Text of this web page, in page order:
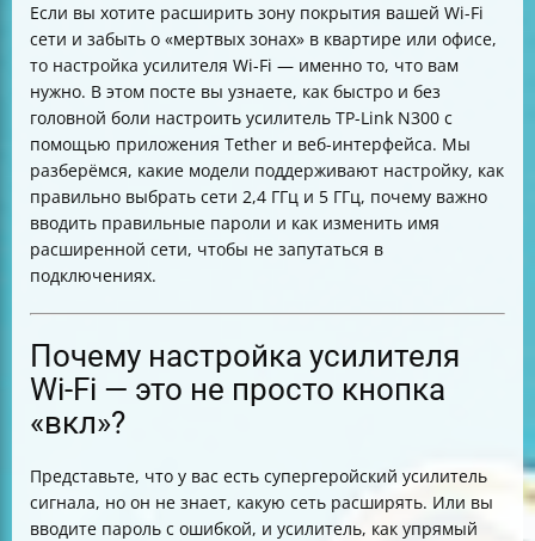
Как выбрать сети 2,4 ГГц и 5 ГГц и зачем это нужно?
Как изменить имя расширенной сети и зачем это
нужно?
Что делать, если нужная сеть не отображается в
списке доступных?
Как скрыть SSID расширенной сети?
Как войти в веб-интерфейс усилителя?
Дополнительные советы после настройки
Таблица моделей усилителей с поддержкой
настройки через Tether и веб-интерфейс
Где найти подробные инструкции и руководства?
Итог
Если вы хотите расширить зону покрытия вашей Wi-Fi
сети и забыть о «мертвых зонах» в квартире или офисе,
то настройка усилителя Wi-Fi — именно то, что вам
нужно. В этом посте вы узнаете, как быстро и без
головной боли настроить усилитель TP-Link N300 с
помощью приложения Tether и веб-интерфейса. Мы
разберёмся, какие модели поддерживают настройку, как
правильно выбрать сети 2,4 ГГц и 5 ГГц, почему важно
вводить правильные пароли и как изменить имя
расширенной сети, чтобы не запутаться в
подключениях.
Почему настройка усилителя
Wi-Fi — это не просто кнопка
«вкл»?
Представьте, что у вас есть супергеройский усилитель
сигнала, но он не знает, какую сеть расширять. Или вы
вводите пароль с ошибкой, и усилитель, как упрямый